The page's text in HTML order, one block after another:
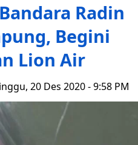
Radin
Begini
Lion Air
20 Des 2020 - 9:58 PM